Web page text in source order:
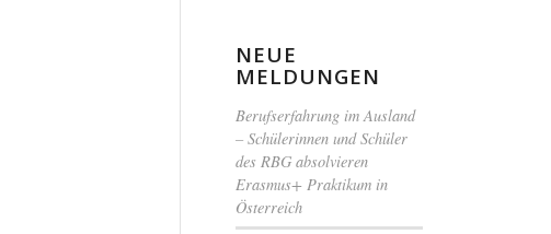
NEUE
MELDUNGEN
Berufserfahrung im Ausland
– Schülerinnen und Schüler
des RBG absolvieren
Erasmus+ Praktikum in
Österreich